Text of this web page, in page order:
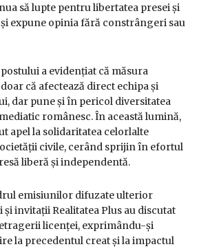
să lupte pentru libertatea presei și
expune opinia fără constrângeri sau
a evidențiat că măsura
că afectează direct echipa și
dar pune și în pericol diversitatea
românesc. În această lumină,
apel la solidaritatea celorlalte
civile, cerând sprijin în efortul
liberă și independentă.
emisiunilor difuzate ulterior
invitații Realitatea Plus au discutat
licenței, exprimându-și
la precedentul creat și la impactul